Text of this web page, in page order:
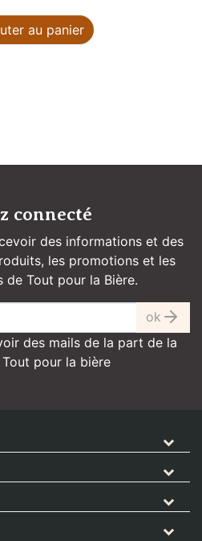
au panier
connecté
des informations et des
les promotions et les
de Tout pour la Bière.
ok
des mails de la part de la
pour la bière